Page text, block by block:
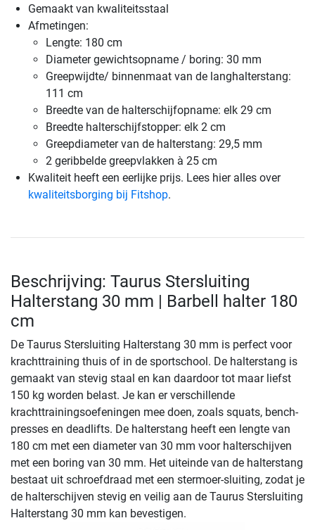
Gemaakt van kwaliteitsstaal
Afmetingen:
Lengte: 180 cm
Diameter gewichtsopname / boring: 30 mm
Greepwijdte/ binnenmaat van de langhalterstang:
111 cm
Breedte van de halterschijfopname: elk 29 cm
Breedte halterschijfstopper: elk 2 cm
Greepdiameter van de halterstang: 29,5 mm
2 geribbelde greepvlakken à 25 cm
Kwaliteit heeft een eerlijke prijs. Lees hier alles over
kwaliteitsborging bij Fitshop.
Beschrijving: Taurus Stersluiting
Halterstang 30 mm | Barbell halter 180
cm
De Taurus Stersluiting Halterstang 30 mm is perfect voor
krachttraining thuis of in de sportschool. De halterstang is
gemaakt van stevig staal en kan daardoor tot maar liefst
150 kg worden belast. Je kan er verschillende
krachttrainingsoefeningen mee doen, zoals squats, bench-
presses en deadlifts. De halterstang heeft een lengte van
180 cm met een diameter van 30 mm voor halterschijven
met een boring van 30 mm. Het uiteinde van de halterstang
bestaat uit schroefdraad met een stermoer-sluiting, zodat je
de halterschijven stevig en veilig aan de Taurus Stersluiting
Halterstang 30 mm kan bevestigen.